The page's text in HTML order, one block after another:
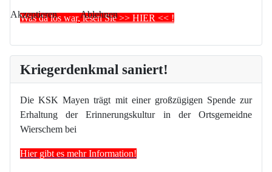
Was da los war, lesen Sie >> HIER << !
Kriegerdenkmal saniert!
Die KSK Mayen trägt mit einer großzügigen Spende zur
Erhaltung der Erinnerungskultur in der Ortsgemeidne
Wierschem bei
Hier gibt es mehr Information!
Akzeptieren Ablehnen